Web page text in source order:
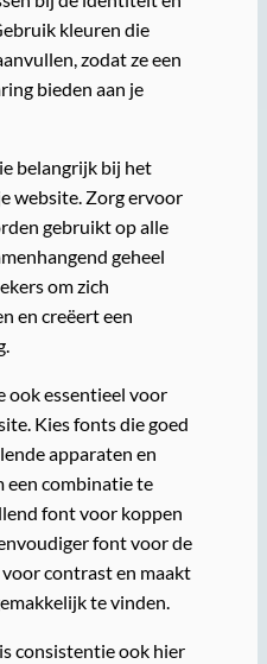
kleuren die
zodat ze een
bieden aan je
belangrijk bij het
website. Zorg ervoor
gebruikt op alle
geheel
om zich
en creëert een
ook essentieel voor
Kies fonts die goed
apparaten en
een combinatie te
font voor koppen
font voor de
contrast en maakt
te vinden.
consistentie ook hier